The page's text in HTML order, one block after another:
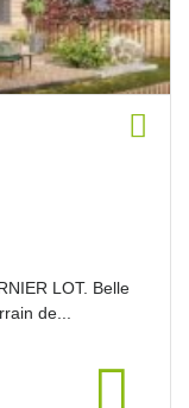
LOT. Belle
de...